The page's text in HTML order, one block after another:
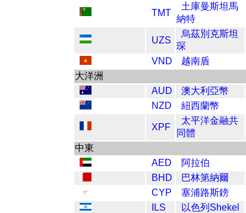
TMT
土庫曼斯坦馬
納特
UZS
烏茲別克斯坦
琛
VND 越南盾
大洋洲
AUD
澳大利亞幣
NZD
紐西蘭幣
XPF
太平洋金融共
同體
中東
AED
阿拉伯
BHD
巴林第納爾
CYP
塞浦路斯鎊
ILS
以色列Shekel